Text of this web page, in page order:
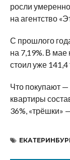
росли
на агентство
С прошлого
на 7,19%. В
стоил уже
Что покупают
квартиры
36%, «трёшки»